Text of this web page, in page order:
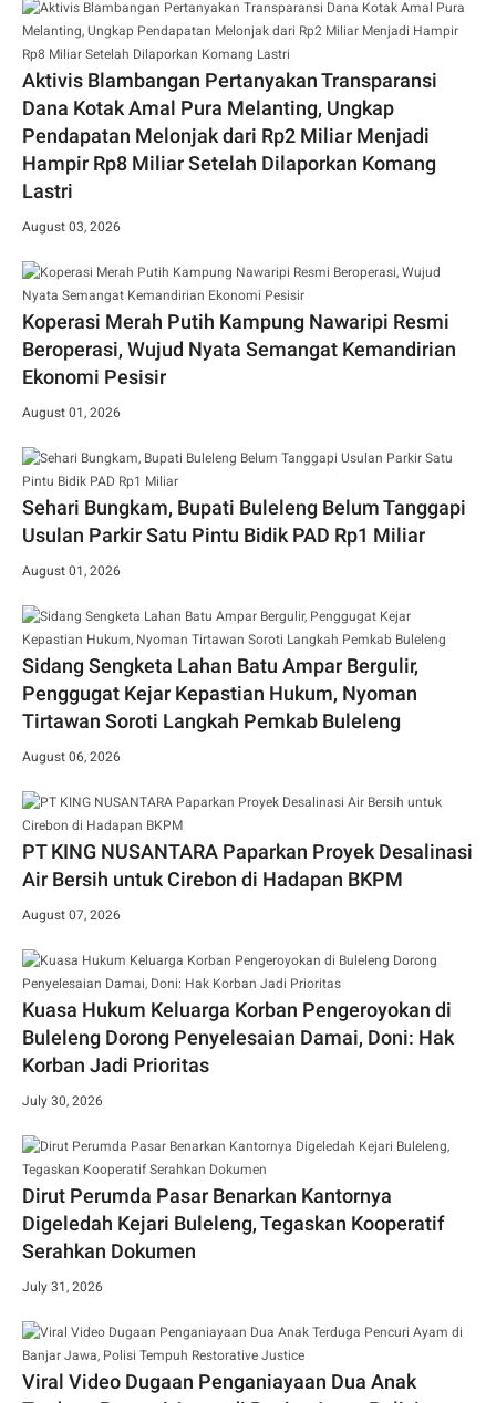
Aktivis Blambangan Pertanyakan Transparansi
Dana Kotak Amal Pura Melanting, Ungkap
Pendapatan Melonjak dari Rp2 Miliar Menjadi
Hampir Rp8 Miliar Setelah Dilaporkan Komang
Lastri
August 03, 2026
Koperasi Merah Putih Kampung Nawaripi Resmi
Beroperasi, Wujud Nyata Semangat Kemandirian
Ekonomi Pesisir
August 01, 2026
Sehari Bungkam, Bupati Buleleng Belum Tanggapi
Usulan Parkir Satu Pintu Bidik PAD Rp1 Miliar
August 01, 2026
Sidang Sengketa Lahan Batu Ampar Bergulir,
Penggugat Kejar Kepastian Hukum, Nyoman
Tirtawan Soroti Langkah Pemkab Buleleng
August 06, 2026
PT KING NUSANTARA Paparkan Proyek Desalinasi
Air Bersih untuk Cirebon di Hadapan BKPM
August 07, 2026
Kuasa Hukum Keluarga Korban Pengeroyokan di
Buleleng Dorong Penyelesaian Damai, Doni: Hak
Korban Jadi Prioritas
July 30, 2026
Dirut Perumda Pasar Benarkan Kantornya
Digeledah Kejari Buleleng, Tegaskan Kooperatif
Serahkan Dokumen
July 31, 2026
Viral Video Dugaan Penganiayaan Dua Anak